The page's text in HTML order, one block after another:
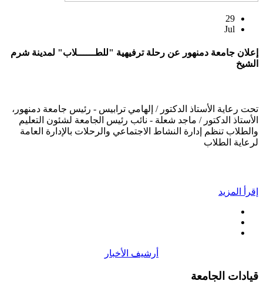
29
Jul
إعلان جامعة دمنهور عن رحلة ترفيهية "للطــــــلاب" لمدينة شرم
الشيخ
تحت رعاية الأستاذ الدكتور / إلهامي ترابيس - رئيس جامعة دمنهور،
الأستاذ الدكتور / ماجد شعلة - نائب رئيس الجامعة لشئون التعليم
والطلاب تنظم إدارة النشاط الاجتماعي والرحلات بالإدارة العامة
لرعاية الطلاب
إقرأ المزيد
أرشيف الأخبار
قيادات الجامعة